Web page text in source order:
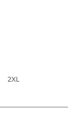
2XL